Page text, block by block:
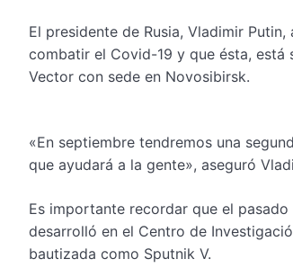
El presidente de Rusia, Vladimir
combatir el Covid-19 y que ésta,
Vector con sede en Novosibirsk.
«En septiembre tendremos una
que ayudará a la gente», aseguró
Es importante recordar que el
desarrolló en el Centro de
bautizada como Sputnik V.